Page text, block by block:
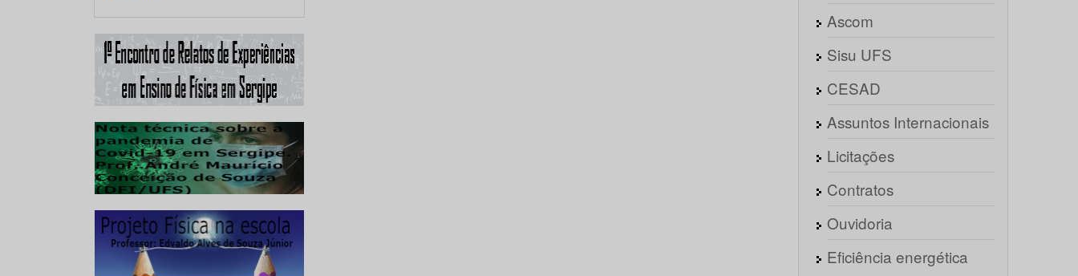
Ascom
Sisu UFS
CESAD
Assuntos Internacionais
Licitações
Contratos
Ouvidoria
Eficiência energética